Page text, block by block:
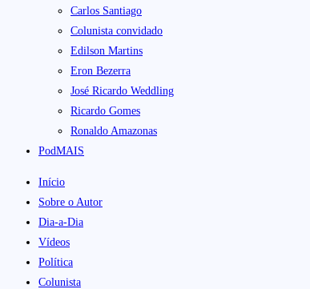
Carlos Santiago
Colunista convidado
Edilson Martins
Eron Bezerra
José Ricardo Weddling
Ricardo Gomes
Ronaldo Amazonas
PodMAIS
Início
Sobre o Autor
Dia-a-Dia
Vídeos
Política
Colunista